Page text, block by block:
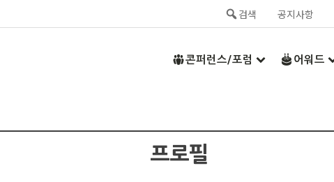
검색 공지사항
콘퍼런스/포럼 어워드
프로필